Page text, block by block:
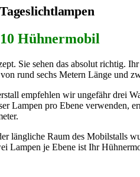
Hühnermobil
Sie sehen das absolut richtig.
rund sechs Metern Länge und
empfehlen wir ungefähr drei
Lampen pro Ebene
längliche Raum des Mobilstalls
Lampen je Ebene ist Ihr